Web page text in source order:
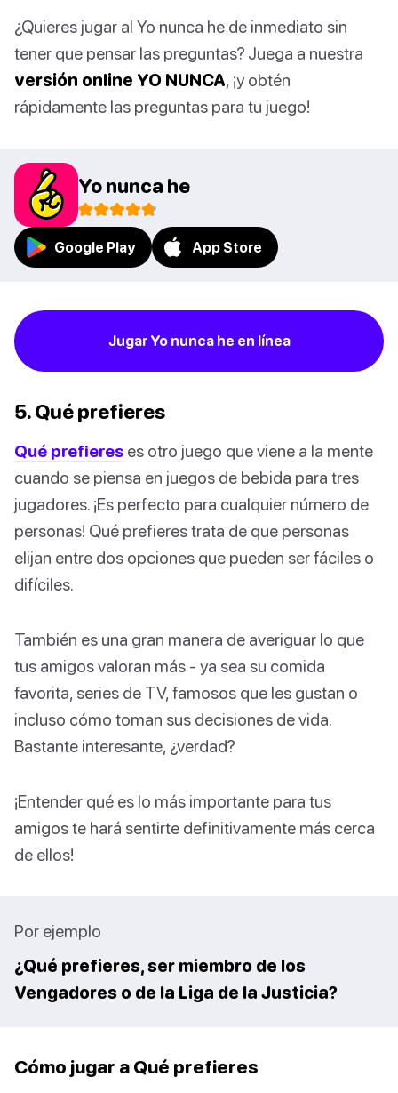
¿Quieres jugar al Yo nunca he de inmediato sin
tener que pensar las preguntas? Juega a nuestra
versión online YO NUNCA, ¡y obtén
rápidamente las preguntas para tu juego!
Yo nunca he
Google Play App Store
Jugar Yo nunca he en línea
5. Qué prefieres
Qué prefieres es otro juego que viene a la mente
cuando se piensa en juegos de bebida para tres
jugadores. ¡Es perfecto para cualquier número de
personas! Qué prefieres trata de que personas
elijan entre dos opciones que pueden ser fáciles o
difíciles.
También es una gran manera de averiguar lo que
tus amigos valoran más - ya sea su comida
favorita, series de TV, famosos que les gustan o
incluso cómo toman sus decisiones de vida.
Bastante interesante, ¿verdad?
¡Entender qué es lo más importante para tus
amigos te hará sentirte definitivamente más cerca
de ellos!
Por ejemplo
¿Qué prefieres, ser miembro de los
Vengadores o de la Liga de la Justicia?
Cómo jugar a Qué prefieres